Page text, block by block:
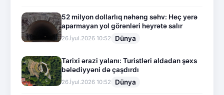
52 milyon dollarlıq nəhəng səhv: Heç yerə
aparmayan yol görənləri heyrətə salır
26.İyul.2026 10:52 Dünya
Tarixi ərazi yalanı: Turistləri aldadan şəxs
bələdiyyəni də çaşdırdı
26.İyul.2026 10:52 Dünya